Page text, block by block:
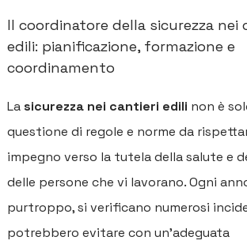
Il coordinatore della sicurezza nei
edili: pianificazione, formazione e
coordinamento
Lasicurezza nei cantieri edili non è
questione di regole e norme da
impegno verso la tutela della salute e
delle persone che vi lavorano. Ogni
purtroppo, si verificano numerosi
potrebbero evitare con un'adeguata